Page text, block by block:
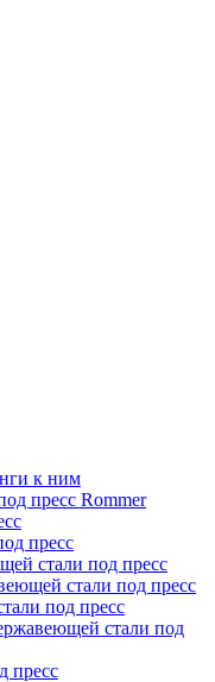
к ним
пресс Rommer
пресс
стали под пресс
стали под пресс
под пресс
стали под
пресс